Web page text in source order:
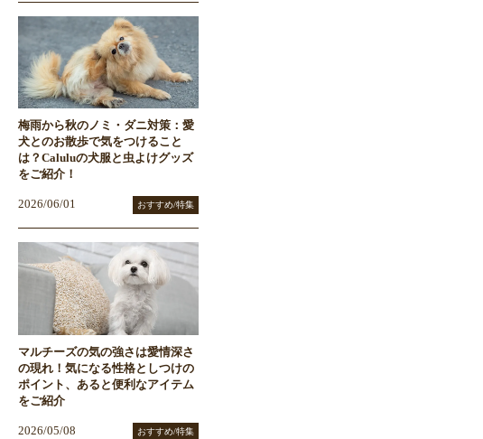
梅雨から秋のノミ・ダニ対策：愛
犬とのお散歩で気をつけること
は？Caluluの犬服と虫よけグッズ
をご紹介！
2026/06/01 おすすめ/特集
マルチーズの気の強さは愛情深さ
の現れ！気になる性格としつけの
ポイント、あると便利なアイテム
をご紹介
2026/05/08 おすすめ/特集